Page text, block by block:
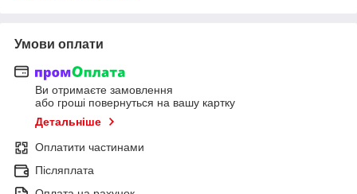
Умови оплати
Ви отримаєте замовлення
або гроші повернуться на вашу картку
Детальніше
Оплатити частинами
Післяплата